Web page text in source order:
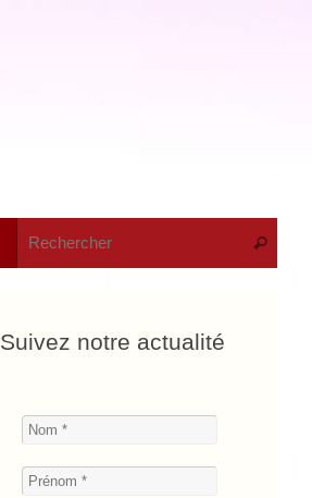
Suivez notre actualité